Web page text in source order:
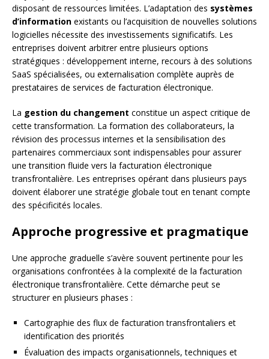
disposant de ressources limitées. L’adaptation des systèmes
d’information existants ou l’acquisition de nouvelles solutions
logicielles nécessite des investissements significatifs. Les
entreprises doivent arbitrer entre plusieurs options
stratégiques : développement interne, recours à des solutions
SaaS spécialisées, ou externalisation complète auprès de
prestataires de services de facturation électronique.
La gestion du changement constitue un aspect critique de
cette transformation. La formation des collaborateurs, la
révision des processus internes et la sensibilisation des
partenaires commerciaux sont indispensables pour assurer
une transition fluide vers la facturation électronique
transfrontalière. Les entreprises opérant dans plusieurs pays
doivent élaborer une stratégie globale tout en tenant compte
des spécificités locales.
Approche progressive et pragmatique
Une approche graduelle s’avère souvent pertinente pour les
organisations confrontées à la complexité de la facturation
électronique transfrontalière. Cette démarche peut se
structurer en plusieurs phases :
Cartographie des flux de facturation transfrontaliers et
identification des priorités
Évaluation des impacts organisationnels, techniques et